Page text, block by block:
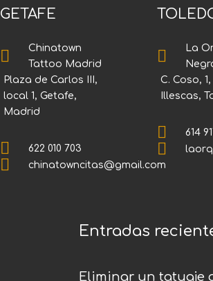
GETAFE

Chinatown
Tattoo Madrid
Plaza de Carlos III,
local 1, Getafe,
Madrid
 622 010 703
 chinatowncitas@gmail.com

La
C. Coso, 1,
Illescas,
 614

Entradas
Eliminar un tatuaje